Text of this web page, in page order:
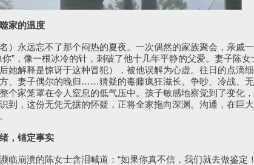
家的温度
永远忘不了那个闷热的夏夜。一次偶然的家族聚会，亲戚
”，像一根冰冷的针，刺破了他十几年平静的父爱。妻子陈女
她解释是惊讶于这种冒犯），被他误解为心虚。往日的点滴
、妻子偶尔的晚归……猜疑的毒藤疯狂滋长。争吵、冷战、
个家笼罩在令人窒息的低气压中。孩子敏感地察觉到了变化
到，这份无凭无据的怀疑，正将全家拖向深渊。沟通，在巨
，锚定事实
崩溃的陈女士含泪喊道：“如果你真不信，我们就去做鉴定